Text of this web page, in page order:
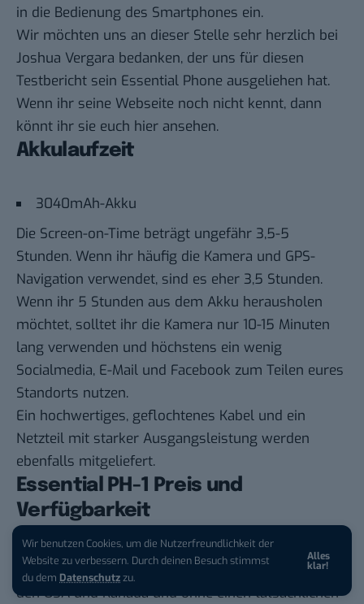
Wir benutzen Cookies, um die Nutzerfreundlichkeit der
Website zu verbessern. Durch deinen Besuch stimmst
du dem Datenschutzzu.
Alles
klar!
in die Bedienung des Smartphones ein.
Wir möchten uns an dieser Stelle sehr herzlich bei
Joshua Vergara bedanken, der uns für diesen
Testbericht sein Essential Phone ausgeliehen hat.
Wenn ihr seine Webseite noch nicht kennt, dann
könnt ihr sie euch hier ansehen.
Akkulaufzeit
3040mAh-Akku
Die Screen-on-Time beträgt ungefähr 3,5-5
Stunden. Wenn ihr häufig die Kamera und GPS-
Navigation verwendet, sind es eher 3,5 Stunden.
Wenn ihr 5 Stunden aus dem Akku herausholen
möchtet, solltet ihr die Kamera nur 10-15 Minuten
lang verwenden und höchstens ein wenig
Socialmedia, E-Mail und Facebook zum Teilen eures
Standorts nutzen.
Ein hochwertiges, geflochtenes Kabel und ein
Netzteil mit starker Ausgangsleistung werden
ebenfalls mitgeliefert.
Essential PH-1 Preis und
Verfügbarkeit
Wer sich sein Exemplar des PH-1 reservieren
möchte, kann das bereits tun – allerdings nur in
den USA und Kanada und ohne einen tatsächlichen